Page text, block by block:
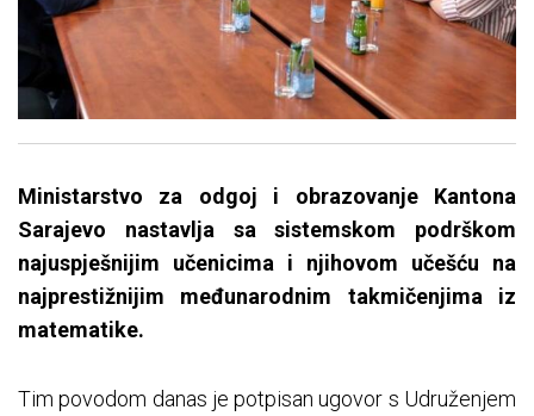
Ministarstvo za odgoj i obrazovanje Kantona
Sarajevo nastavlja sa sistemskom podrškom
najuspješnijim učenicima i njihovom učešću na
najprestižnijim međunarodnim takmičenjima iz
matematike.
Tim povodom danas je potpisan ugovor s Udruženjem